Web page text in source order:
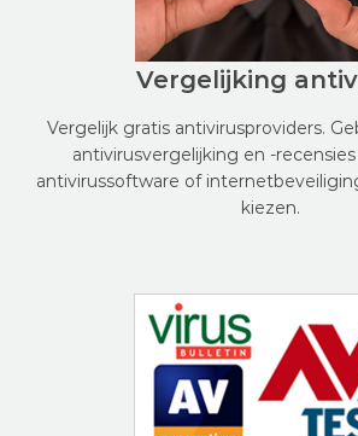
Vergelijking
Vergelijk gratis antivirusproviders.
antivirusvergelijking en -
antivirussoftware of
kiezen.